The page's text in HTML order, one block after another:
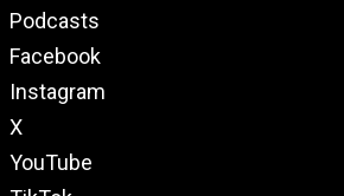
Podcasts
Facebook
Instagram
X
YouTube